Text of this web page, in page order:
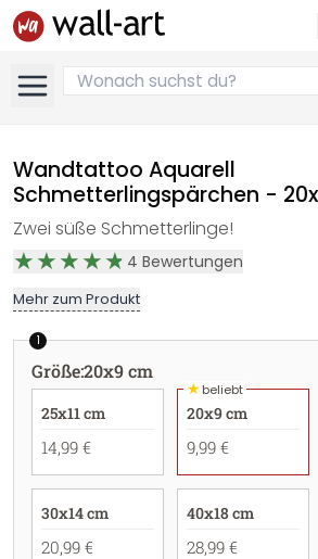
Wandtattoo Aquarell
Schmetterlingspärchen -
Zwei süße Schmetterlinge!
4 Bewertungen
Mehr zum Produkt
1
Größe:20x9 cm
25x11 cm
14,99 €
★beliebt
20x9 cm
9,99 €
30x14 cm
20,99 €
40x18 cm
28,99 €